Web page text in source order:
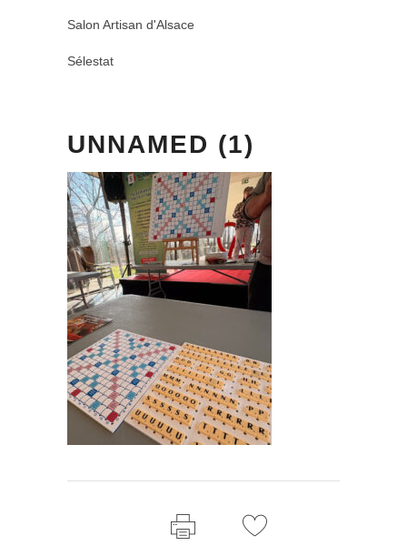
Salon Artisan d'Alsace
Sélestat
UNNAMED (1)